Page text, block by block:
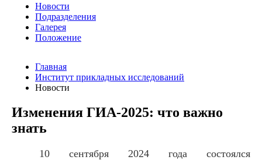
Новости
Подразделения
Галерея
Положение
Главная
Институт прикладных исследований
Новости
Изменения ГИА-2025: что важно
знать
10 сентября 2024 года состоялся